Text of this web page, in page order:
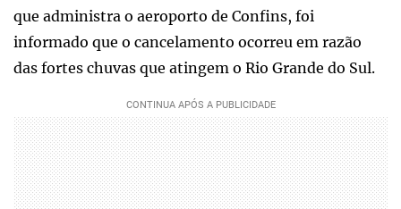
que administra o aeroporto de Confins, foi
informado que o cancelamento ocorreu em razão
das fortes chuvas que atingem o Rio Grande do Sul.